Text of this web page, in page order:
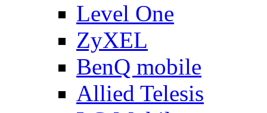
Level One
ZyXEL
BenQ mobile
Allied Telesis